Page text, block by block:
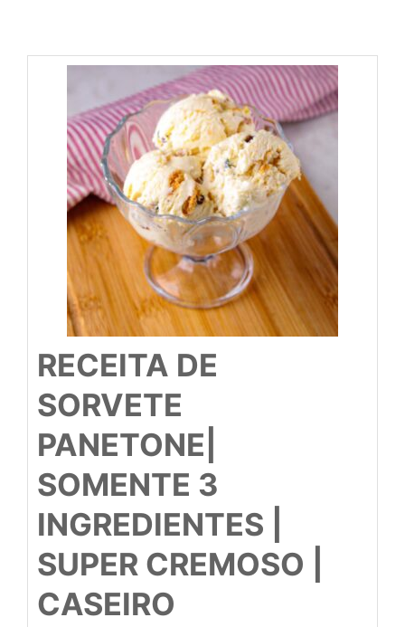
RECEITA DE
SORVETE
PANETONE|
SOMENTE 3
INGREDIENTES |
SUPER CREMOSO |
CASEIRO